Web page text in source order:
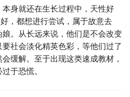
身就还在生长过程中，天性好
，都想进行尝试，属于故意去
。从长远来说，他们是不会改变
社会淡化精英色彩，等他们过了
缓解。至于出现这类速成教材，
于恐慌。